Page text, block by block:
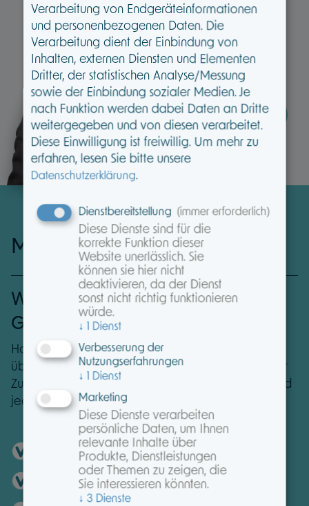
Kevin Matuschak ganz persönlich
Termin vereinbaren
Mehr als nur ein Maklerpool.
Werden auch Sie Teil einer starken
Gemeinschaft!
Holen Sie sich Ihren kostenlosen Testzugang und
überzeugen Sie sich selbst von den Vorteilen einer
Zusammenarbeit mit MAXPOOL. Unverbindlich und
jederzeit kündbar. Einfach ausprobieren!
Persönliche Erreichbarkeit
Leistungsservice für alle Sparten
Verarbeitung von Endgeräteinformationen
und personenbezogenen Daten. Die
Verarbeitung dient der Einbindung von
Inhalten, externen Diensten und Elementen
Dritter, der statistischen Analyse/Messung
sowie der Einbindung sozialer Medien. Je
nach Funktion werden dabei Daten an Dritte
weitergegeben und von diesen verarbeitet.
Diese Einwilligung ist freiwillig. Um mehr zu
erfahren, lesen Sie bitte unsere
Datenschutzerklärung
Dienstbereitstellung (immer erforderlich)
Diese Dienste sind für die
korrekte Funktion dieser
Website unerlässlich. Sie
können sie hier nicht
deaktivieren, da der Dienst
sonst nicht richtig funktionieren
würde.
↓ 1 Dienst
Verbesserung der
Nutzungserfahrungen
↓ 1 Dienst
Marketing
Diese Dienste verarbeiten
persönliche Daten, um Ihnen
relevante Inhalte über
Produkte, Dienstleistungen
oder Themen zu zeigen, die
Sie interessieren könnten.
↓ 3 Dienste